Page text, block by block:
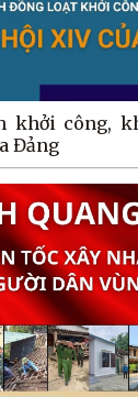
khởi công,
Đảng